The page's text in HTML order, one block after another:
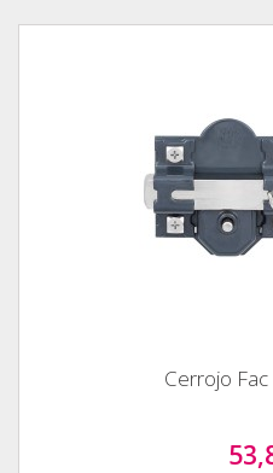
Cerrojo